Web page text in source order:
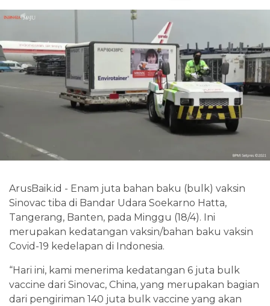
ArusBaik.id - Enam juta bahan baku (bulk) vaksin
Sinovac tiba di Bandar Udara Soekarno Hatta,
Tangerang, Banten, pada Minggu (18/4). Ini
merupakan kedatangan vaksin/bahan baku vaksin
Covid-19 kedelapan di Indonesia.
“Hari ini, kami menerima kedatangan 6 juta bulk
vaccine dari Sinovac, China, yang merupakan bagian
dari pengiriman 140 juta bulk vaccine yang akan